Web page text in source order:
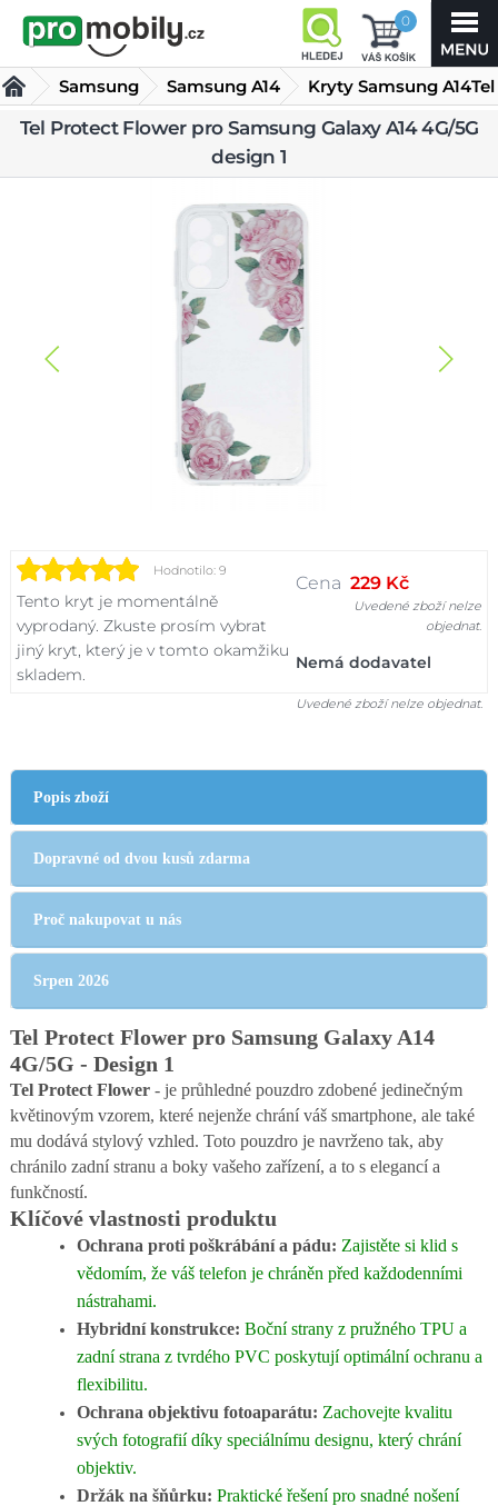
0
Samsung Samsung A14 Kryty Samsung A14Tel
Protect Flower pro
Tel Protect Flower pro Samsung Galaxy A14 4G/5G
design 1
Hodnotilo: 9
Tento kryt je momentálně
vyprodaný. Zkuste prosím vybrat
jiný kryt, který je v tomto okamžiku
skladem.
Cena 229 Kč
Uvedené zboží nelze
objednat.
Nemá dodavatel
Uvedené zboží nelze objednat.
Popis zboží
Dopravné od dvou kusů zdarma
Proč nakupovat u nás
Srpen 2026
Tel Protect Flower pro Samsung Galaxy A14
4G/5G - Design 1
Tel Protect Flower- je průhledné pouzdro zdobené jedinečným
květinovým vzorem, které nejenže chrání váš smartphone, ale také
mu dodává stylový vzhled. Toto pouzdro je navrženo tak, aby
chránilo zadní stranu a boky vašeho zařízení, a to s elegancí a
funkčností.
Klíčové vlastnosti produktu
Ochrana proti poškrábání a pádu: Zajistěte si klid s
vědomím, že váš telefon je chráněn před každodenními
nástrahami.
Hybridní konstrukce: Boční strany z pružného TPU a
zadní strana z tvrdého PVC poskytují optimální ochranu a
flexibilitu.
Ochrana objektivu fotoaparátu: Zachovejte kvalitu
svých fotografií díky speciálnímu designu, který chrání
objektiv.
Držák na šňůrku: Praktické řešení pro snadné nošení